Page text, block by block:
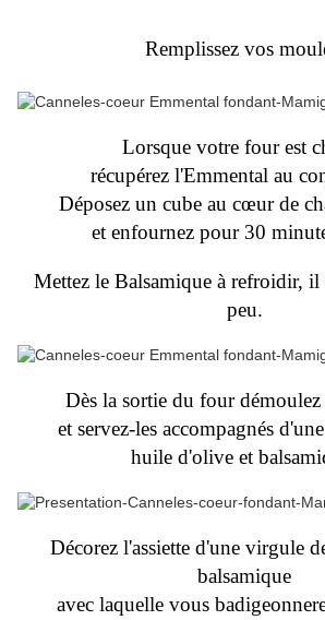
Remplissez vos
Lorsque votre four est
récupérez l'Emmental au
Déposez un cube au cœur de
et enfournez pour 30
Mettez le Balsamique à refroidir,
peu.
Dès la sortie du four démoulez
et servez-les accompagnés
huile d'olive et
Décorez l'assiette d'une virgule
balsamique
avec laquelle vous